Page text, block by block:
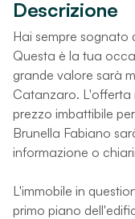
Descrizione
Hai sempre sognato
Questa è la tua
grande valore sarà
Catanzaro. L'offerta
prezzo imbattibile
Brunella Fabiano
informazione o
L'immobile in
primo piano